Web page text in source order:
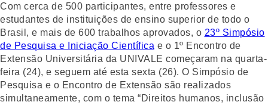
Com cerca de 500 participantes, entre professores e
estudantes de instituições de ensino superior de todo o
Brasil, e mais de 600 trabalhos aprovados, o 23º Simpósio
de Pesquisa e Iniciação Científica e o 1º Encontro de
Extensão Universitária da UNIVALE começaram na quarta-
feira (24), e seguem até esta sexta (26). O Simpósio de
Pesquisa e o Encontro de Extensão são realizados
simultaneamente, com o tema “Direitos humanos, inclusão